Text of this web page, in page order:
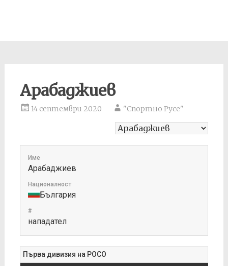
Арабаджиев
14 септември 2020 "Спортно Русе"
Име
Арабаджиев
Националност
България
#
нападател
Първа дивизия на РОСО